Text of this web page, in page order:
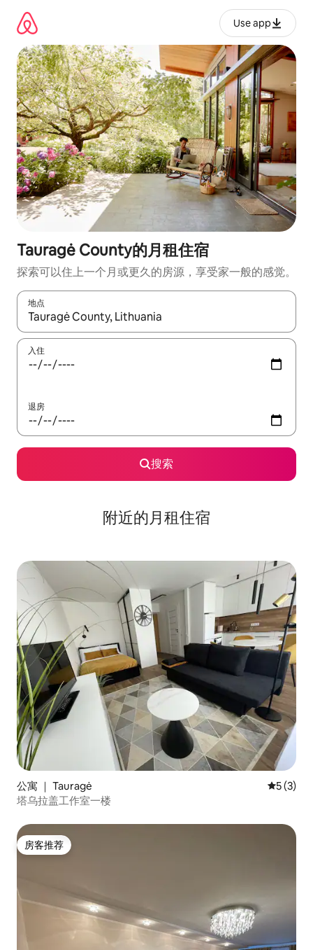
Use app
Tauragė County的月租住宿
探索可以住上一个月或更久的房源，享受家一般的感觉。
地点
如有搜索结果，请使用上下方向键查看，或通过点击或滑动手势
入住
退房
搜索
附近的月租住宿
公寓 ｜ Tauragė 平均评分
5 (3)
塔乌拉盖工作室一楼
房客推荐
房客推荐